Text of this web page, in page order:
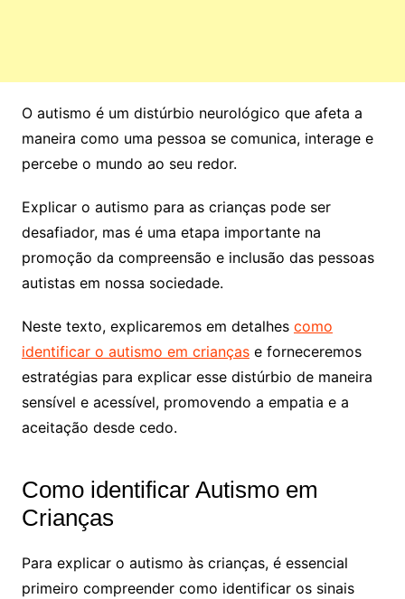
O autismo é um distúrbio neurológico que afeta a
maneira como uma pessoa se comunica, interage e
percebe o mundo ao seu redor.
Explicar o autismo para as crianças pode ser
desafiador, mas é uma etapa importante na
promoção da compreensão e inclusão das pessoas
autistas em nossa sociedade.
Neste texto, explicaremos em detalhes como
identificar o autismo em criançase forneceremos
estratégias para explicar esse distúrbio de maneira
sensível e acessível, promovendo a empatia e a
aceitação desde cedo.
Como identificar Autismo em
Crianças
Para explicar o autismo às crianças, é essencial
primeiro compreender como identificar os sinais